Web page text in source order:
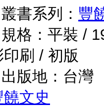
叢書系列： 豐
規格：平裝 /
印刷 / 初版
出版地：台灣
饒文史